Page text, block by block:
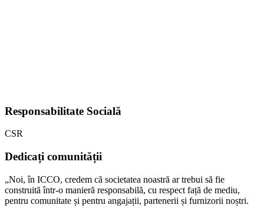
Responsabilitate Socială
CSR
Dedicați comunității
„Noi, în ICCO, credem că societatea noastră ar trebui să fie
construită într-o manieră responsabilă, cu respect față de mediu,
pentru comunitate și pentru angajații, partenerii și furnizorii noștri.